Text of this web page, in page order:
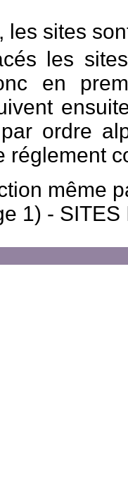
les sites
les
en
ordre
réglement
même
1) -